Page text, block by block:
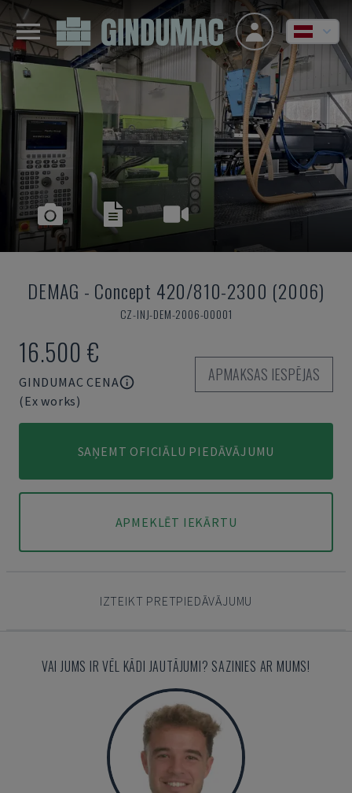
DEMAG - Concept 420/810-2300 (2006)
CZ-INJ-DEM-2006-00001
16.500 €
GINDUMAC CENA
(Ex works)
APMAKSAS IESPĒJAS
SAŅEMT OFICIĀLU PIEDĀVĀJUMU
APMEKLĒT IEKĀRTU
IZTEIKT PRETPIEDĀVĀJUMU
VAI JUMS IR VĒL KĀDI JAUTĀJUMI? SAZINIES AR MUMS!